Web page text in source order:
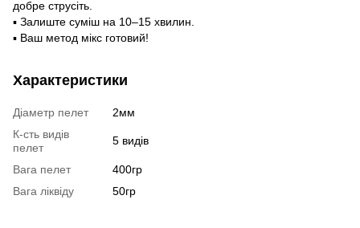
добре струсіть.
▪ Залиште суміш на 10–15 хвилин.
▪ Ваш метод мікс готовий!
Характеристики
Діаметр пелет
2мм
К-сть видів
пелет
5 видів
Вага пелет
400гр
Вага ліквіду
50гр